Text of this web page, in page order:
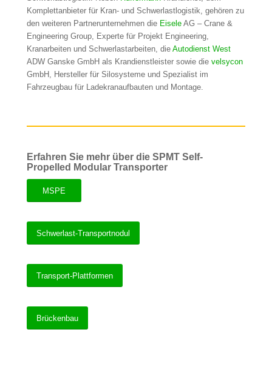
Komplettanbieter für Kran- und Schwerlastlogistik, gehören zu
den weiteren Partnerunternehmen die EiseleAG – Crane &
Engineering Group, Experte für Projekt Engineering,
Kranarbeiten und Schwerlastarbeiten, die Autodienst West
ADW Ganske GmbH als Krandienstleister sowie die velsycon
GmbH, Hersteller für Silosysteme und Spezialist im
Fahrzeugbau für Ladekranaufbauten und Montage.
Erfahren Sie mehr über die SPMT Self-
Propelled Modular Transporter
MSPE
Schwerlast-Transportnodul
Transport-Plattformen
Brückenbau